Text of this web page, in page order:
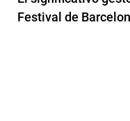
Festival de